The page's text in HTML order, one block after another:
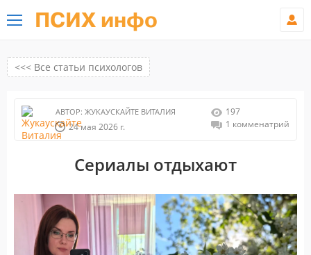
ПСИХ инфо
<<< Все статьи психологов
АВТОР: ЖУКАУСКАЙТЕ ВИТАЛИЯ
24 мая 2026 г.
197
1 комменатрий
Сериалы отдыхают